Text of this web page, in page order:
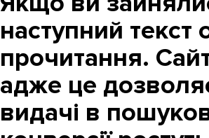
наступний
прочитання.
адже це
видачі в